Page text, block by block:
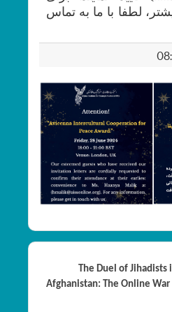
لطفا با ما به تماس
The Duel of
Afghanistan: The Online